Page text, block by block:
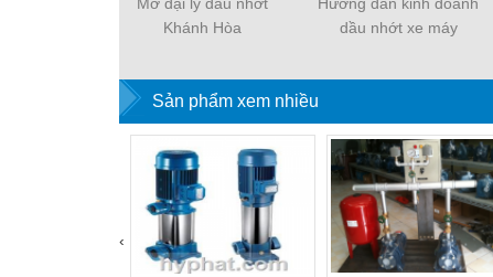
Khánh Hòa
dầu nhớt xe máy
Sản phẩm xem nhiều
‹